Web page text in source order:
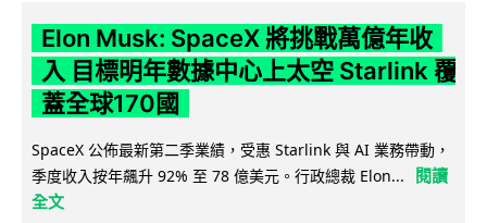
Elon Musk: SpaceX 將挑戰萬億年收
入 目標明年數據中心上太空 Starlink 覆
蓋全球170國
SpaceX 公佈最新第二季業績，受惠 Starlink 與 AI 業務帶動，
季度收入按年飆升 92% 至 78 億美元。行政總裁 Elon...
閱讀
全文